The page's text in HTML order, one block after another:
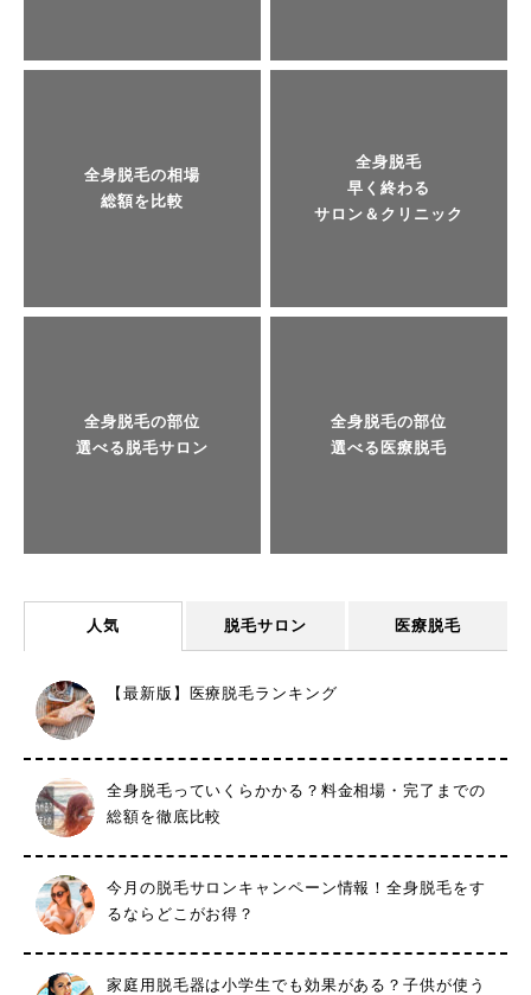
全身脱毛の相場
総額を比較
全身脱毛
早く終わる
サロン＆クリニック
全身脱毛の部位
選べる脱毛サロン
全身脱毛の部位
選べる医療脱毛
人気 脱毛サロン 医療脱毛
【最新版】医療脱毛ランキング
全身脱毛っていくらかかる？料金相場・完了までの
総額を徹底比較
今月の脱毛サロンキャンペーン情報！全身脱毛をす
るならどこがお得？
家庭用脱毛器は小学生でも効果がある？子供が使う